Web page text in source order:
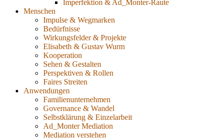
Imperfektion & Ad_Monter-Raute
Menschen
Impulse & Wegmarken
Bedürfnisse
Wirkungsfelder & Projekte
Elisabeth & Gustav Wurm
Kooperation
Sehen & Gestalten
Perspektiven & Rollen
Faires Streiten
Anwendungen
Familienunternehmen
Governance & Wandel
Selbstklärung & Einzelarbeit
Ad_Monter Mediation
Mediation verstehen